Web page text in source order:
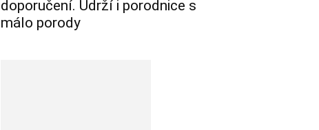
doporučení. Udrží i porodnice s
málo porody